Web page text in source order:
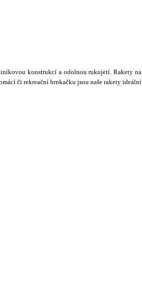
konstrukcí a odolnou rukojetí. Rakety
či rekreační brnkačku jsou naše rakety ideální.